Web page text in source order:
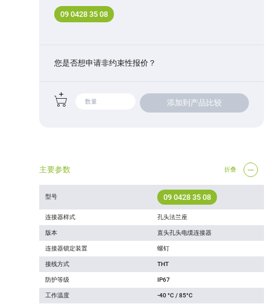
09 0428 35 08
您是否想申请非约束性报价？
添加到产品比较
主要参数 折叠
型号 09 0428 35 08
连接器样式 孔头法兰座
版本 直头孔头电缆连接器
连接器锁定装置 螺钉
接线方式 THT
防护等级 IP67
工作温度 -40 °C / 85°C